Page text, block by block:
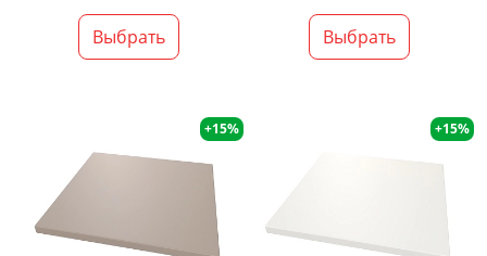
Выбрать Выбрать
+15% +15%